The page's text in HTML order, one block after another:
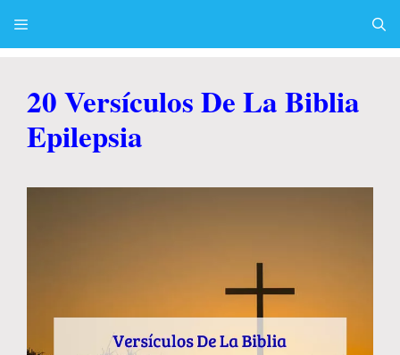
20 Versículos De La Biblia
Epilepsia